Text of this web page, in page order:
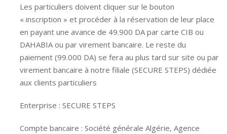
Les particuliers doivent cliquer sur le bouton
« inscription » et procéder à la réservation de leur place
en payant une avance de 49.900 DA par carte CIB ou
DAHABIA ou par virement bancaire. Le reste du
paiement (99.000 DA) se fera au plus tard sur site ou par
virement bancaire à notre filiale (SECURE STEPS) dédiée
aux clients particuliers
Enterprise : SECURE STEPS
Compte bancaire : Société générale Algérie, Agence